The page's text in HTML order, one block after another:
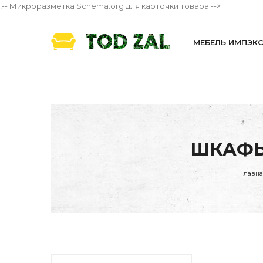
!-- Микроразметка Schema.org для карточки товара -->
МЕБЕЛЬ ИМПЭКС